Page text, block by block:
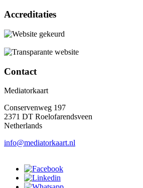
Accreditaties
Contact
Mediatorkaart
Conservenweg 197
2371 DT Roelofarendsveen
Netherlands
info@mediatorkaart.nl